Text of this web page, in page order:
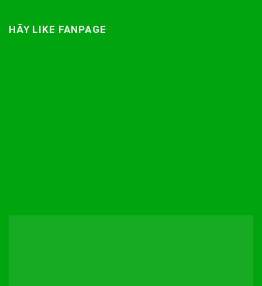
HÃY LIKE FANPAGE